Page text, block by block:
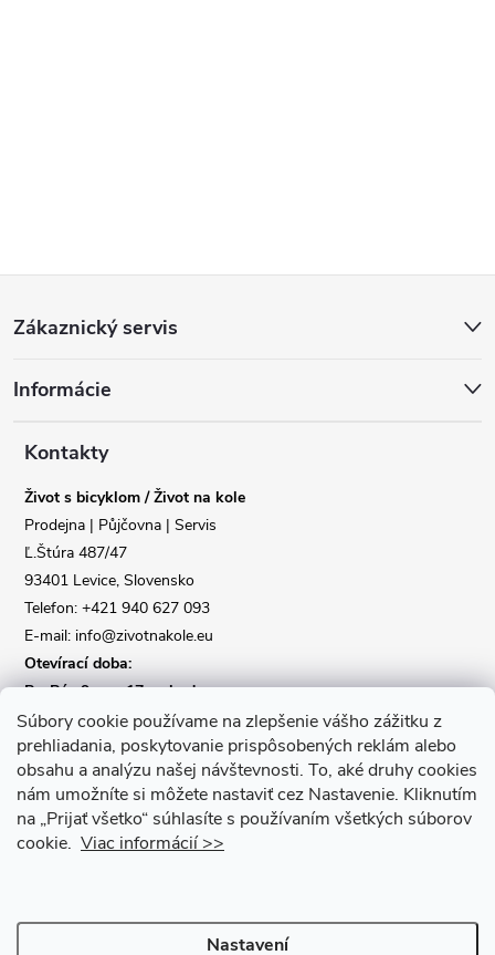
Súbory cookie používame na zlepšenie vášho zážitku z
prehliadania, poskytovanie prispôsobených reklám alebo
obsahu a analýzu našej návštevnosti. To, aké druhy cookies
nám umožníte si môžete nastaviť cez Nastavenie. Kliknutím
na „Prijať všetko“ súhlasíte s používaním všetkých súborov
cookie. Viac informácií >>
Nastavení
p
Zákaznický servis
Informácie
Kontakty
Život s bicyklom / Život na kole
Prodejna | Půjčovna | Servis
Ľ.Štúra 487/47
93401 Levice, Slovensko
Telefon: +421 940 627 093
E-mail: info@zivotnakole.eu
Otevírací doba:
Po-Pá : 9,oo - 17,oo hod
So : 9,oo - 12,oo | Ne : Zavřeno
Kontaktní formulář